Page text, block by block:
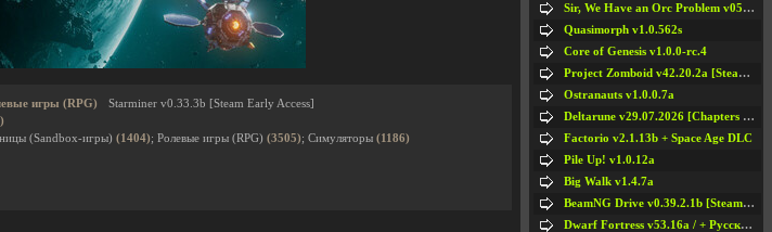
игры (RPG)
Starminer v0.33.3b [Steam Early Access]
(Sandbox-игры) (1404); Ролевые игры (RPG) (3505); Симуляторы (1186)
Sir, We Have an Orc Problem v05.08.2026
Quasimorph v1.0.562s
Core of Genesis v1.0.0-rc.4
Project Zomboid v42.20.2a [Steam Early Access]
Ostranauts v1.0.0.7a
Deltarune v29.07.2026 [Chapters 1-5] / + RUS [Chapters 1-5]
Factorio v2.1.13b + Space Age DLC
Pile Up! v1.0.12a
Big Walk v1.4.7a
BeamNG Drive v0.39.2.1b [Steam Early Access]
Dwarf Fortress v53.16a / + Русская Версия v50.12a